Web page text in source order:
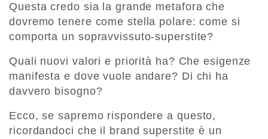
Questa credo sia la grande metafora che
dovremo tenere come stella polare: come si
comporta un sopravvissuto-superstite?
Quali nuovi valori e priorità ha? Che esigenze
manifesta e dove vuole andare? Di chi ha
davvero bisogno?
Ecco, se sapremo rispondere a questo,
ricordandoci che il brand superstite è un